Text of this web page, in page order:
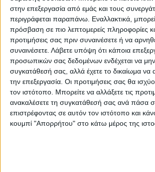
στην επεξεργασία από εμάς και τους
περιγράφεται παραπάνω. Εναλλακτικά,
πρόσβαση σε πιο λεπτομερείς πληροφορίες
προτιμήσεις σας πριν συναινέσετε ή να
συναινέσετε. Λάβετε υπόψη ότι κάποια
προσωπικών σας δεδομένων ενδέχεται να μην
συγκατάθεσή σας, αλλά έχετε το δικαίωμα να
την επεξεργασία. Οι προτιμήσεις σας θα
τον ιστότοπο. Μπορείτε να αλλάξετε τις
ανακαλέσετε τη συγκατάθεσή σας ανά πάσα
επιστρέφοντας σε αυτόν τον ιστότοπο και
κουμπί "Απορρήτου" στο κάτω μέρος της